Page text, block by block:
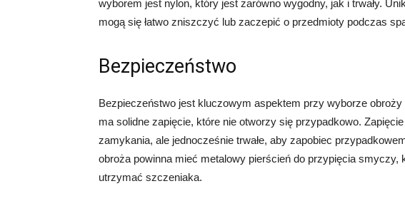
wyborem jest nylon, który jest zarówno wygodny, jak i trwały.
mogą się łatwo zniszczyć lub zaczepić o przedmioty podczas
Bezpieczeństwo
Bezpieczeństwo jest kluczowym aspektem przy wyborze
ma solidne zapięcie, które nie otworzy się przypadkowo.
zamykania, ale jednocześnie trwałe, aby zapobiec
obroża powinna mieć metalowy pierścień do przypięcia
utrzymać szczeniaka.